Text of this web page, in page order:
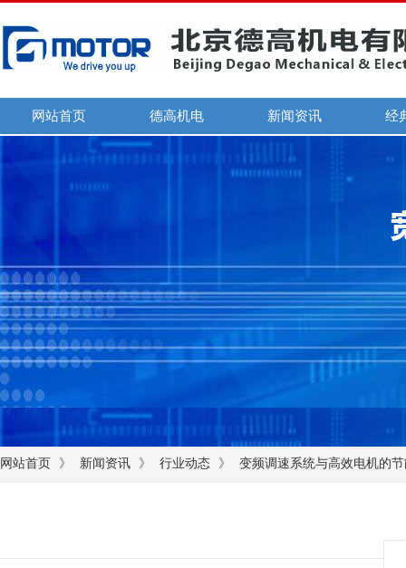
网站首页 德高机电 新闻资讯 经
网站首页 》 新闻资讯 》 行业动态 》 变频调速系统与高效电机的